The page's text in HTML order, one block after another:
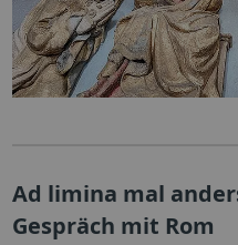
Ad limina mal
Gespräch mit Rom